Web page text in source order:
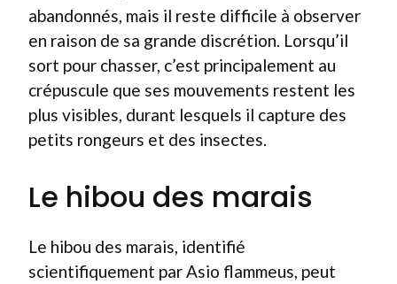
abandonnés, mais il reste difficile à observer
en raison de sa grande discrétion. Lorsqu’il
sort pour chasser, c’est principalement au
crépuscule que ses mouvements restent les
plus visibles, durant lesquels il capture des
petits rongeurs et des insectes.
Le hibou des marais
Le hibou des marais, identifié
scientifiquement par Asio flammeus, peut